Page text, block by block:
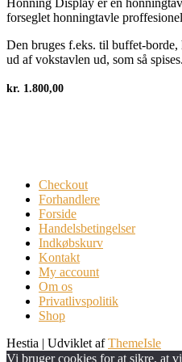
Honning Display er en
forseglet honningtavle
Den bruges f.eks. til buffet-
ud af vokstavlen ud, som så spises.
kr. 1.800,00
Checkout
Forhandlere
Forside
Handelsbetingelser
Indkøbskurv
Kontakt
My account
Om os
Privatlivspolitik
Shop
Hestia | Udviklet afThemeIsle
Vi bruger cookies for at sikre, at